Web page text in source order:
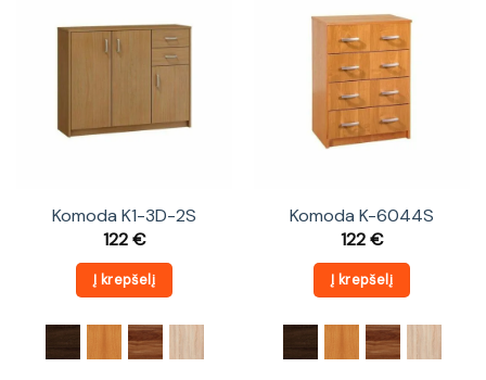
Komoda K1-3D-2S
122€
Į krepšelį
Komoda K-6044S
122€
Į krepšelį